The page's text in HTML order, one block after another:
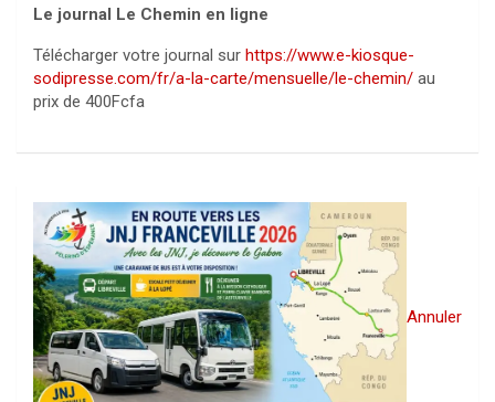
Le journal Le Chemin en ligne
Télécharger votre journal sur https://www.e-kiosque-
sodipresse.com/fr/a-la-carte/mensuelle/le-chemin/ au
prix de 400Fcfa
Annuler